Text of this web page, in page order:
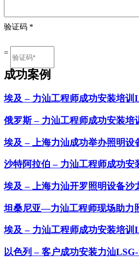
验证码 *
=
成功案例
埃及 – 力汕工程师成功安装培
俄罗斯 – 力汕工程师成功安装培
埃及 – 上海力汕成功举办照明设
沙特阿拉伯 – 力汕工程师成功
埃及 – 上海力汕开罗照明设备沙
坦桑尼亚—力汕工程师现场助力
埃及 – 力汕工程师成功安装培
以色列 – 客户成功安装力汕